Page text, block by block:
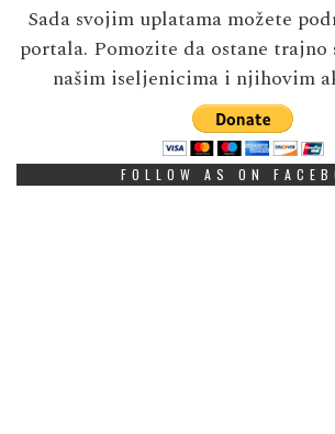
Sada svojim uplatama možete
portala. Pomozite da ostane trajno
našim iseljenicima i njihovim
FOLLOW AS ON